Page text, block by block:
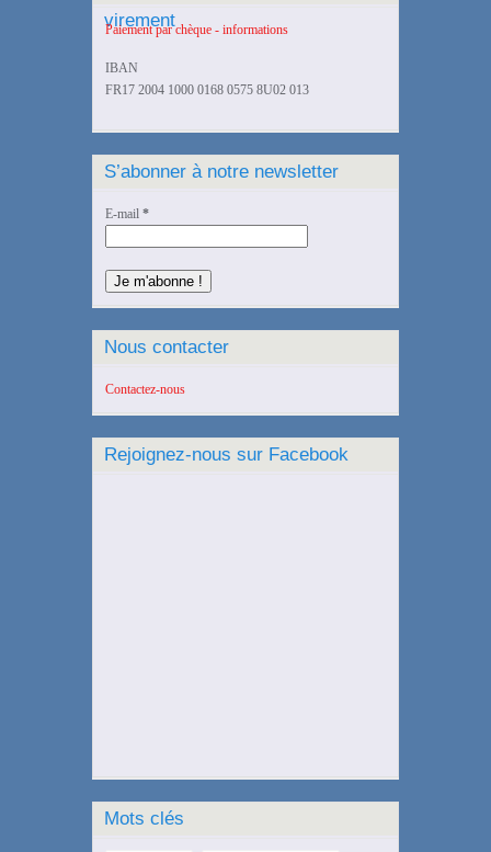
virement
Paiement par chèque - informations
IBAN
FR17 2004 1000 0168 0575 8U02 013
S’abonner à notre newsletter
E-mail *
Nous contacter
Contactez-nous
Rejoignez-nous sur Facebook
Mots clés